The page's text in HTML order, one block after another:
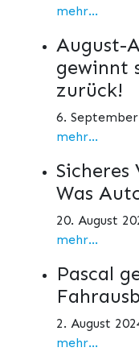
mehr...
August-
gewinnt
zurück!
6.
mehr...
Was
20. August
mehr...
Pascal
2. August
mehr...